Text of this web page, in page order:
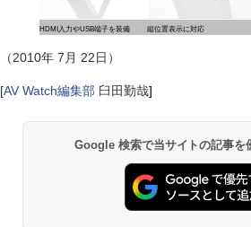
HDMI入力やUSB端子を装備 縦位置表示に対応
（2010年 7月 22日）
[AV Watch編集部 臼田勤哉]
Google 検索で当サイトの記事を